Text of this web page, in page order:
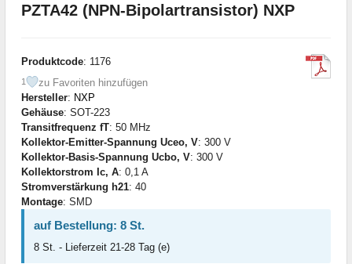
PZTA42 (NPN-Bipolartransistor) NXP
Produktcode: 1176
1
zu Favoriten hinzufügen
Hersteller: NXP
Gehäuse: SOT-223
Transitfrequenz fT: 50 MHz
Kollektor-Emitter-Spannung Uceo, V: 300 V
Kollektor-Basis-Spannung Ucbo, V: 300 V
Kollektorstrom Ic, A: 0,1 A
Stromverstärkung h21: 40
Montage: SMD
auf Bestellung: 8 St.
8 St. - Lieferzeit 21-28 Tag (e)